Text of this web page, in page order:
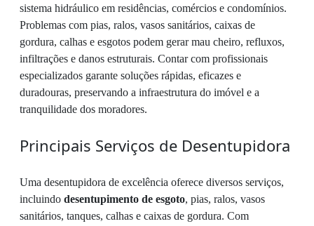
sistema hidráulico em residências, comércios e condomínios.
Problemas com pias, ralos, vasos sanitários, caixas de
gordura, calhas e esgotos podem gerar mau cheiro, refluxos,
infiltrações e danos estruturais. Contar com profissionais
especializados garante soluções rápidas, eficazes e
duradouras, preservando a infraestrutura do imóvel e a
tranquilidade dos moradores.
Principais Serviços de Desentupidora
Uma desentupidora de excelência oferece diversos serviços,
incluindo desentupimento de esgoto, pias, ralos, vasos
sanitários, tanques, calhas e caixas de gordura. Com